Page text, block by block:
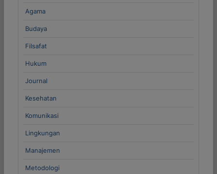
Agama
Budaya
Filsafat
Hukum
Journal
Kesehatan
Komunikasi
Lingkungan
Manajemen
Metodologi